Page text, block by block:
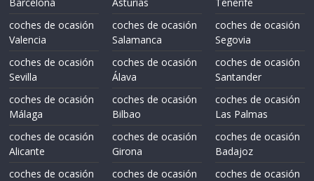
coches de ocasión
Valencia
coches de ocasión
Sevilla
coches de ocasión
Málaga
coches de ocasión
Alicante
coches de ocasión
coches de ocasión
Salamanca
coches de ocasión
Álava
coches de ocasión
Bilbao
coches de ocasión
Girona
coches de ocasión
coches de ocasión
Segovia
coches de ocasión
Santander
coches de ocasión
Las Palmas
coches de ocasión
Badajoz
coches de ocasión